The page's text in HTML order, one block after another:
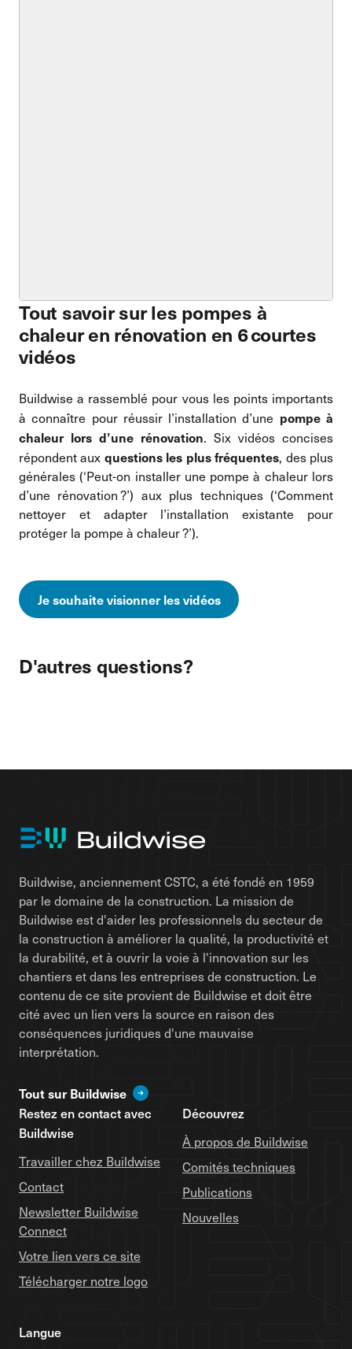
Tout savoir sur les pompes à
chaleur en rénovation en 6 courtes
vidéos
Buildwise a rassemblé pour vous les points importants
à connaître pour réussir l’installation d’une pompe à
chaleur lors d’une rénovation. Six vidéos concises
répondent aux questions les plus fréquentes, des plus
générales (‘Peut-on installer une pompe à chaleur lors
d’une rénovation ?’) aux plus techniques (‘Comment
nettoyer et adapter l’installation existante pour
protéger la pompe à chaleur ?’).
Je souhaite visionner les vidéos
D'autres questions?
Buildwise, anciennement CSTC, a été fondé en 1959
par le domaine de la construction. La mission de
Buildwise est d'aider les professionnels du secteur de
la construction à améliorer la qualité, la productivité et
la durabilité, et à ouvrir la voie à l'innovation sur les
chantiers et dans les entreprises de construction. Le
contenu de ce site provient de Buildwise et doit être
cité avec un lien vers la source en raison des
conséquences juridiques d'une mauvaise
interprétation.
Tout sur Buildwise
Restez en contact avec
Buildwise
Travailler chez Buildwise
Contact
Newsletter Buildwise
Connect
Votre lien vers ce site
Télécharger notre logo
Découvrez
À propos de Buildwise
Comités techniques
Publications
Nouvelles
Langue